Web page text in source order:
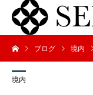
ブログ 境内
境内